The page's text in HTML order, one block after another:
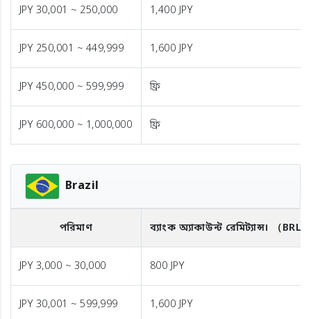
JPY 30,001 ~ 250,000 1,400 JPY
JPY 250,001 ~ 449,999 1,600 JPY
JPY 450,000 ~ 599,999 ফ্রি
JPY 600,000 ~ 1,000,000 ফ্রি
Brazil
পরিমাণ ব্যাংক অ্যাকাউন্ট রেমিট্যান্স। （BRL）
JPY 3,000 ~ 30,000 800 JPY
JPY 30,001 ~ 599,999 1,600 JPY